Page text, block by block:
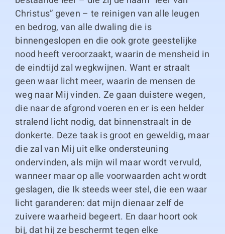
Christus” geven – te reinigen van alle leugen
en bedrog, van alle dwaling die is
binnengeslopen en die ook grote geestelijke
nood heeft veroorzaakt, waarin de mensheid in
de eindtijd zal wegkwijnen. Want er straalt
geen waar licht meer, waarin de mensen de
weg naar Mij vinden. Ze gaan duistere wegen,
die naar de afgrond voeren en er is een helder
stralend licht nodig, dat binnenstraalt in de
donkerte. Deze taak is groot en geweldig, maar
die zal van Mij uit elke ondersteuning
ondervinden, als mijn wil maar wordt vervuld,
wanneer maar op alle voorwaarden acht wordt
geslagen, die Ik steeds weer stel, die een waar
licht garanderen: dat mijn dienaar zelf de
zuivere waarheid begeert. En daar hoort ook
bij, dat hij ze beschermt tegen elke